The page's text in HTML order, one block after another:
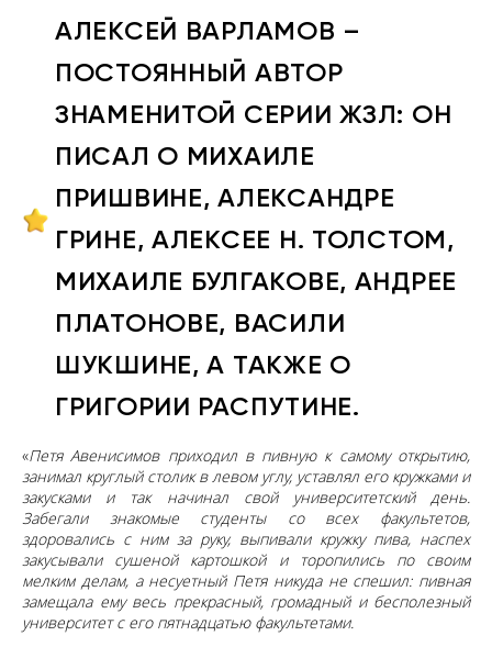
АЛЕКСЕЙ ВАРЛАМОВ –
ПОСТОЯННЫЙ АВТОР
ЗНАМЕНИТОЙ СЕРИИ ЖЗЛ: ОН
ПИСАЛ О МИХАИЛЕ
ПРИШВИНЕ, АЛЕКСАНДРЕ
ГРИНЕ, АЛЕКСЕЕ Н. ТОЛСТОМ,
МИХАИЛЕ БУЛГАКОВЕ, АНДРЕЕ
ПЛАТОНОВЕ, ВАСИЛИ
ШУКШИНЕ, А ТАКЖЕ О
ГРИГОРИИ РАСПУТИНЕ.
«Петя Авенисимов приходил в пивную к самому открытию,
занимал круглый столик в левом углу, уставлял его кружками и
закусками и так начинал свой университетский день.
Забегали знакомые студенты со всех факультетов,
здоровались с ним за руку, выпивали кружку пива, наспех
закусывали сушеной картошкой и торопились по своим
мелким делам, а несуетный Петя никуда не спешил: пивная
замещала ему весь прекрасный, громадный и бесполезный
университет с его пятнадцатью факультетами.